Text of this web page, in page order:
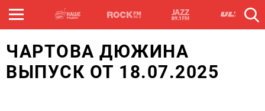
ЧАРТОВА ДЮЖИНА
ВЫПУСК ОТ 18.07.2025